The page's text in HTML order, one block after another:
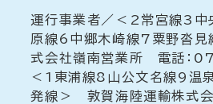
運行事業者／＜2常宮線3中
原線6中郷木崎線7粟野沓
式会社嶺南営業所 電話
＜1東浦線8山公文名線9温
発線＞ 敦賀海陸運輸株式